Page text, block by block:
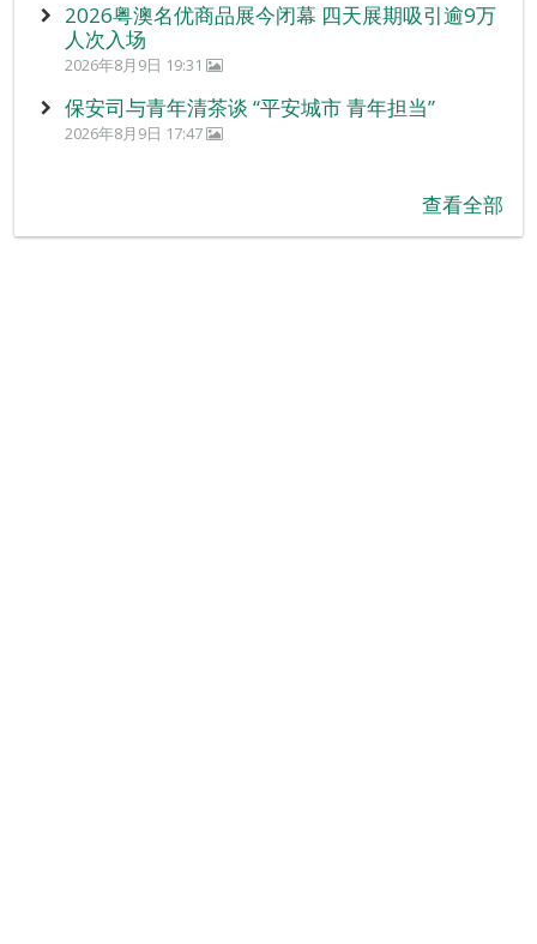
2026粤澳名优商品展今闭幕 四天展期吸引逾9万
人次入场
2026年8月9日 19:31
保安司与青年清茶谈 “平安城市 青年担当”
2026年8月9日 17:47
查看全部